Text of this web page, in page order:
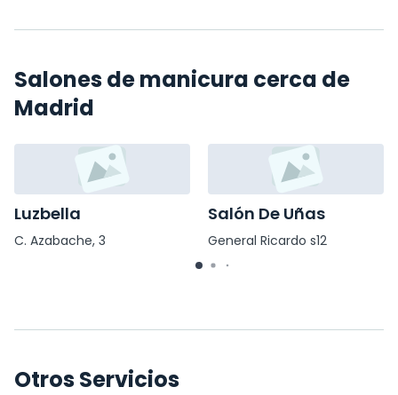
Salones de manicura cerca de
Madrid
Luzbella
C. Azabache, 3
Salón De Uñas
General Ricardo s12
Otros Servicios